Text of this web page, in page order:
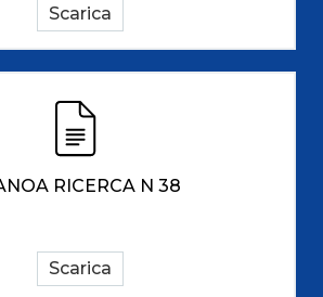
Scarica
RICERCA N 38
Scarica